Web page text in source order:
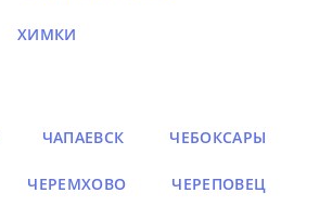
ХИМКИ
ЧАПАЕВСК ЧЕБОКСАРЫ
ЧЕРЕМХОВО ЧЕРЕПОВЕЦ